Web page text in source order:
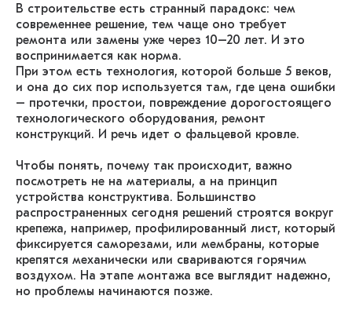
В строительстве есть странный парадокс: чем
современнее решение, тем чаще оно требует
ремонта или замены уже через 10–20 лет. И это
воспринимается как норма.
При этом есть технология, которой больше 5 веков,
и она до сих пор используется там, где цена ошибки
– протечки, простои, повреждение дорогостоящего
технологического оборудования, ремонт
конструкций. И речь идет о фальцевой кровле.
Чтобы понять, почему так происходит, важно
посмотреть не на материалы, а на принцип
устройства конструктива. Большинство
распространенных сегодня решений строятся вокруг
крепежа, например, профилированный лист, который
фиксируется саморезами, или мембраны, которые
крепятся механически или свариваются горячим
воздухом. На этапе монтажа все выглядит надежно,
но проблемы начинаются позже.